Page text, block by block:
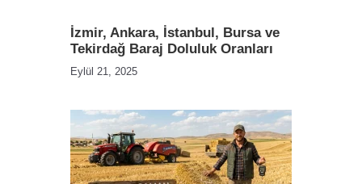
İzmir, Ankara, İstanbul, Bursa ve
Tekirdağ Baraj Doluluk Oranları
Eylül 21, 2025